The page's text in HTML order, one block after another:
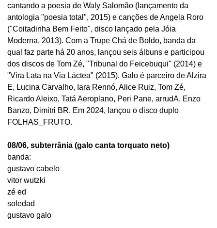
cantando a poesia de Waly Salomão (lançamento da
antologia "poesia total", 2015) e canções de Angela Roro
("Coitadinha Bem Feito", disco lançado pela Jóia
Moderna, 2013). Com a Trupe Chá de Boldo, banda da
qual faz parte há 20 anos, lançou seis álbuns e participou
dos discos de Tom Zé, "Tribunal do Feicebuqui" (2014) e
"Vira Lata na Via Láctea" (2015). Galo é parceiro de Alzira
E, Lucina Carvalho, Iara Rennó, Alice Ruiz, Tom Zé,
Ricardo Aleixo, Tatá Aeroplano, Peri Pane, arrudA, Enzo
Banzo, Dimitri BR. Em 2024, lançou o disco duplo
FOLHAS_FRUTO.
08/06, subterrânia (galo canta torquato neto)
banda:
gustavo cabelo
vitor wutzki
zé ed
soledad
gustavo galo